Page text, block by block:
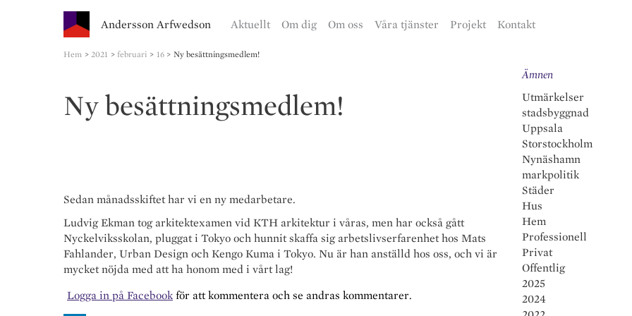
Andersson Arfwedson Aktuellt Om dig Om oss Våra tjänster Projekt Kontakt
Hem 2021 februari 16 Ny besättningsmedlem!
Ny besättningsmedlem!
Sedan månadsskiftet har vi en ny medarbetare.
Ludvig Ekman tog arkitektexamen vid KTH arkitektur i våras, men har också gått
Nyckelviksskolan, pluggat i Tokyo och hunnit skaffa sig arbetslivserfarenhet hos Mats
Fahlander, Urban Design och Kengo Kuma i Tokyo. Nu är han anställd hos oss, och vi är
mycket nöjda med att ha honom med i vårt lag!
Logga in på Facebook för att kommentera och se andras kommentarer.
Ämnen
Utmärkelser
stadsbyggnad
Uppsala
Storstockholm
Nynäshamn
markpolitik
Städer
Hus
Hem
Professionell
Privat
Offentlig
2025
2024